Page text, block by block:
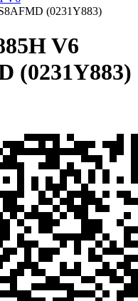
(0231Y883)
V6
(0231Y883)